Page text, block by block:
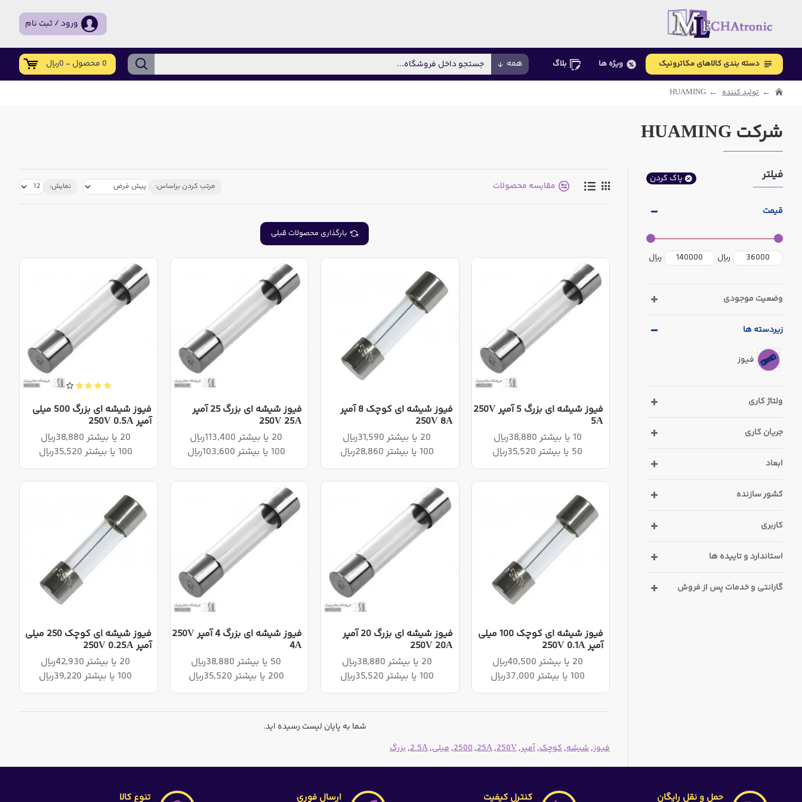
ورود / ثبت نام
دسته بندی کالاهای مکاترونیک ویژه ها بلاگ همه 0 محصول - 0ریال
تولید کننده HUAMING
شرکت HUAMING
فیلتر پاک کردن
قیمت
ریال ریال
زیردسته ها
فیوز
استاندارد و تاییده ها
جریان کاری
ولتاژ کاری
ابعاد
کاربری
گارانتی و خدمات پس از فروش
کشور سازنده
وضعیت موجودی
مقایسه محصولات مرتب کردن براساس: نمایش:
بارگذاری محصولات قبلی
فیوز شیشه ای بزرگ 5 آمپر 250V
5A
10 یا بیشتر 38,880ریال
50 یا بیشتر 35,520ریال
فیوز شیشه ای کوچک 8 آمپر
250V 8A
20 یا بیشتر 31,590ریال
100 یا بیشتر 28,860ریال
فیوز شیشه ای بزرگ 25 آمپر
250V 25A
20 یا بیشتر 113,400ریال
100 یا بیشتر 103,600ریال
فیوز شیشه ای بزرگ 500 میلی
آمپر 250V 0.5A
20 یا بیشتر 38,880ریال
100 یا بیشتر 35,520ریال
فیوز شیشه ای کوچک 100 میلی
آمپر 250V 0.1A
20 یا بیشتر 40,500ریال
100 یا بیشتر 37,000ریال
فیوز شیشه ای بزرگ 20 آمپر
250V 20A
20 یا بیشتر 38,880ریال
100 یا بیشتر 35,520ریال
فیوز شیشه ای بزرگ 4 آمپر 250V
4A
50 یا بیشتر 38,880ریال
200 یا بیشتر 35,520ریال
فیوز شیشه ای کوچک 250 میلی
آمپر 250V 0.25A
20 یا بیشتر 42,930ریال
100 یا بیشتر 39,220ریال
شما به پایان لیست رسیده اید.
فیوز,شیشه,کوچک,آمپر,
250V
,
25A
,
2500
,میلی,
2.5A
,بزرگ
حمل و نقل رایگان کنترل کیفیت ارسال فوری تنوع کالا